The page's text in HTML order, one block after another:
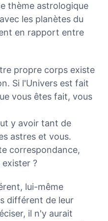
thème astrologique
les planètes du
en rapport entre
propre corps existe
Si l'Univers est fait
vous êtes fait, vous
y avoir tant de
astres et vous.
correspondance,
?
lui-même
différent de leur
il n'y aurait